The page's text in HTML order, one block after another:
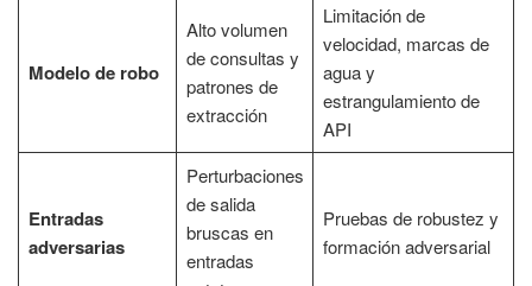
Modelo de robo
Alto volumen
de consultas y
patrones de
extracción
Limitación de
velocidad, marcas de
agua y
estrangulamiento de
API
Entradas
adversarias
Perturbaciones
de salida
bruscas en
entradas
Pruebas de robustez y
formación adversarial